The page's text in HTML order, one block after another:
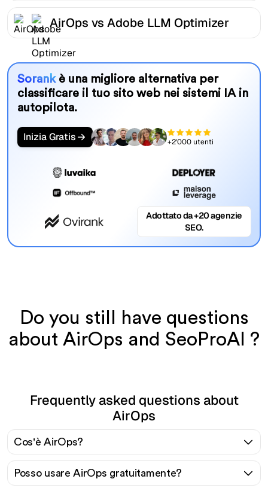
AirOps vs Adobe LLM Optimizer
Sorank è una migliore alternativa per
classificare il tuo sito web nei sistemi IA in
autopilota.
Inizia Gratis +2'000 utenti
Adottato da +20 agenzie
SEO.
Do you still have questions
about AirOps and SeoProAI ?
Frequently asked questions about
AirOps
Cos'è AirOps?
Posso usare AirOps gratuitamente?